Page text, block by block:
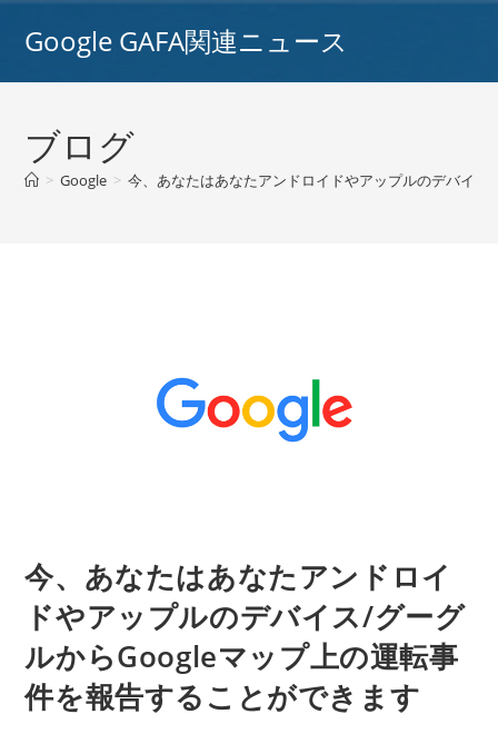
Google GAFA関連ニュース
ブログ
> Google > 今、あなたはあなたアンドロイドやアップルのデバイ
今、あなたはあなたアンドロイ
ドやアップルのデバイス/グーグ
ルからGoogleマップ上の運転事
件を報告することができます